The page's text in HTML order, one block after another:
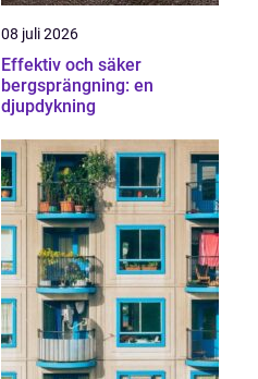
08 juli 2026
Effektiv och säker
bergsprängning: en
djupdykning